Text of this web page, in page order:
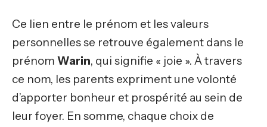
Ce lien entre le prénom et les valeurs
personnelles se retrouve également dans le
prénom Warin, qui signifie « joie ». À travers
ce nom, les parents expriment une volonté
d’apporter bonheur et prospérité au sein de
leur foyer. En somme, chaque choix de